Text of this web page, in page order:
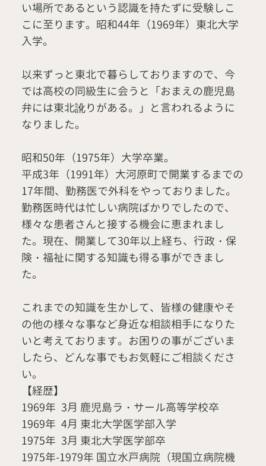
い場所であるという認識を持たずに受験しこ
こに至ります。昭和44年（1969年）東北大学
入学。
以来ずっと東北で暮らしておりますので、今
では高校の同級生に会うと「おまえの鹿児島
弁には東北訛りがある。」と言われるように
なりました。
昭和50年（1975年）大学卒業。
平成3年（1991年）大河原町で開業するまでの
17年間、勤務医で外科をやっておりました。
勤務医時代は忙しい病院ばかりでしたので、
様々な患者さんと接する機会に恵まれまし
た。現在、開業して30年以上経ち、行政・保
険・福祉に関する知識も得る事ができまし
た。
これまでの知識を生かして、皆様の健康やそ
の他の様々な事など身近な相談相手になりた
いと考えております。お困りの事がございま
したら、どんな事でもお気軽にご相談くださ
い。
【経歴】
1969年 3月 鹿児島ラ・サール高等学校卒
1969年 4月 東北大学医学部入学
1975年 3月 東北大学医学部卒
1975年-1979年 国立水戸病院（現国立病院機